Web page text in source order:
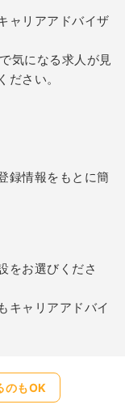
ャリアアドバイザ
気になる求人が見
さい。
録情報をもとに簡
をお選びくださ
キャリアアドバイ
のもOK